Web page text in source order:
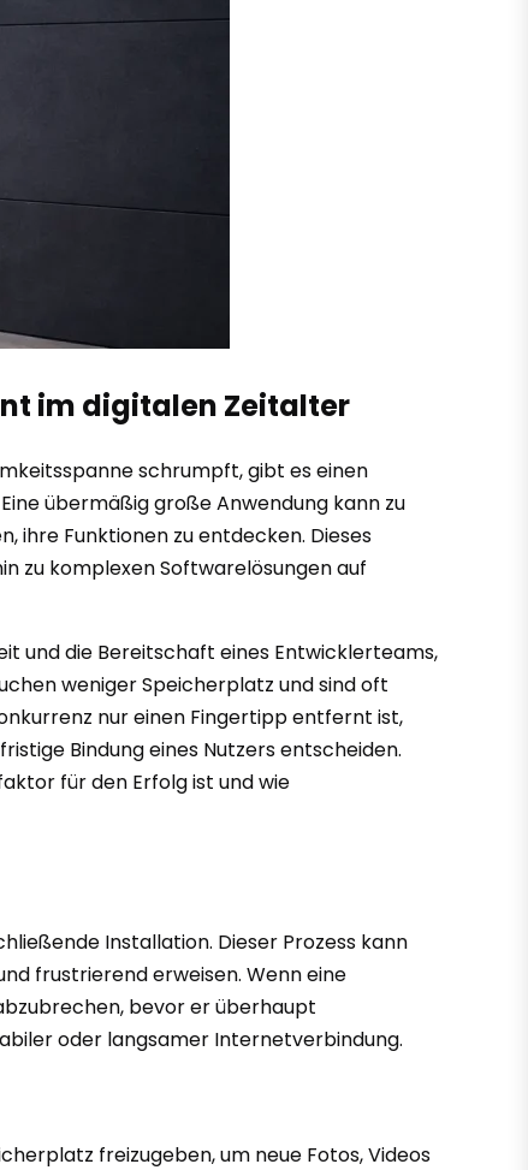
im digitalen Zeitalter
schrumpft, gibt es einen
übermäßig große Anwendung kann zu
ihre Funktionen zu entdecken. Dieses
zu komplexen Softwarelösungen auf
und die Bereitschaft eines Entwicklerteams,
weniger Speicherplatz und sind oft
nur einen Fingertipp entfernt ist,
Bindung eines Nutzers entscheiden.
für den Erfolg ist und wie
Installation. Dieser Prozess kann
frustrierend erweisen. Wenn eine
bevor er überhaupt
oder langsamer Internetverbindung.
freizugeben, um neue Fotos, Videos